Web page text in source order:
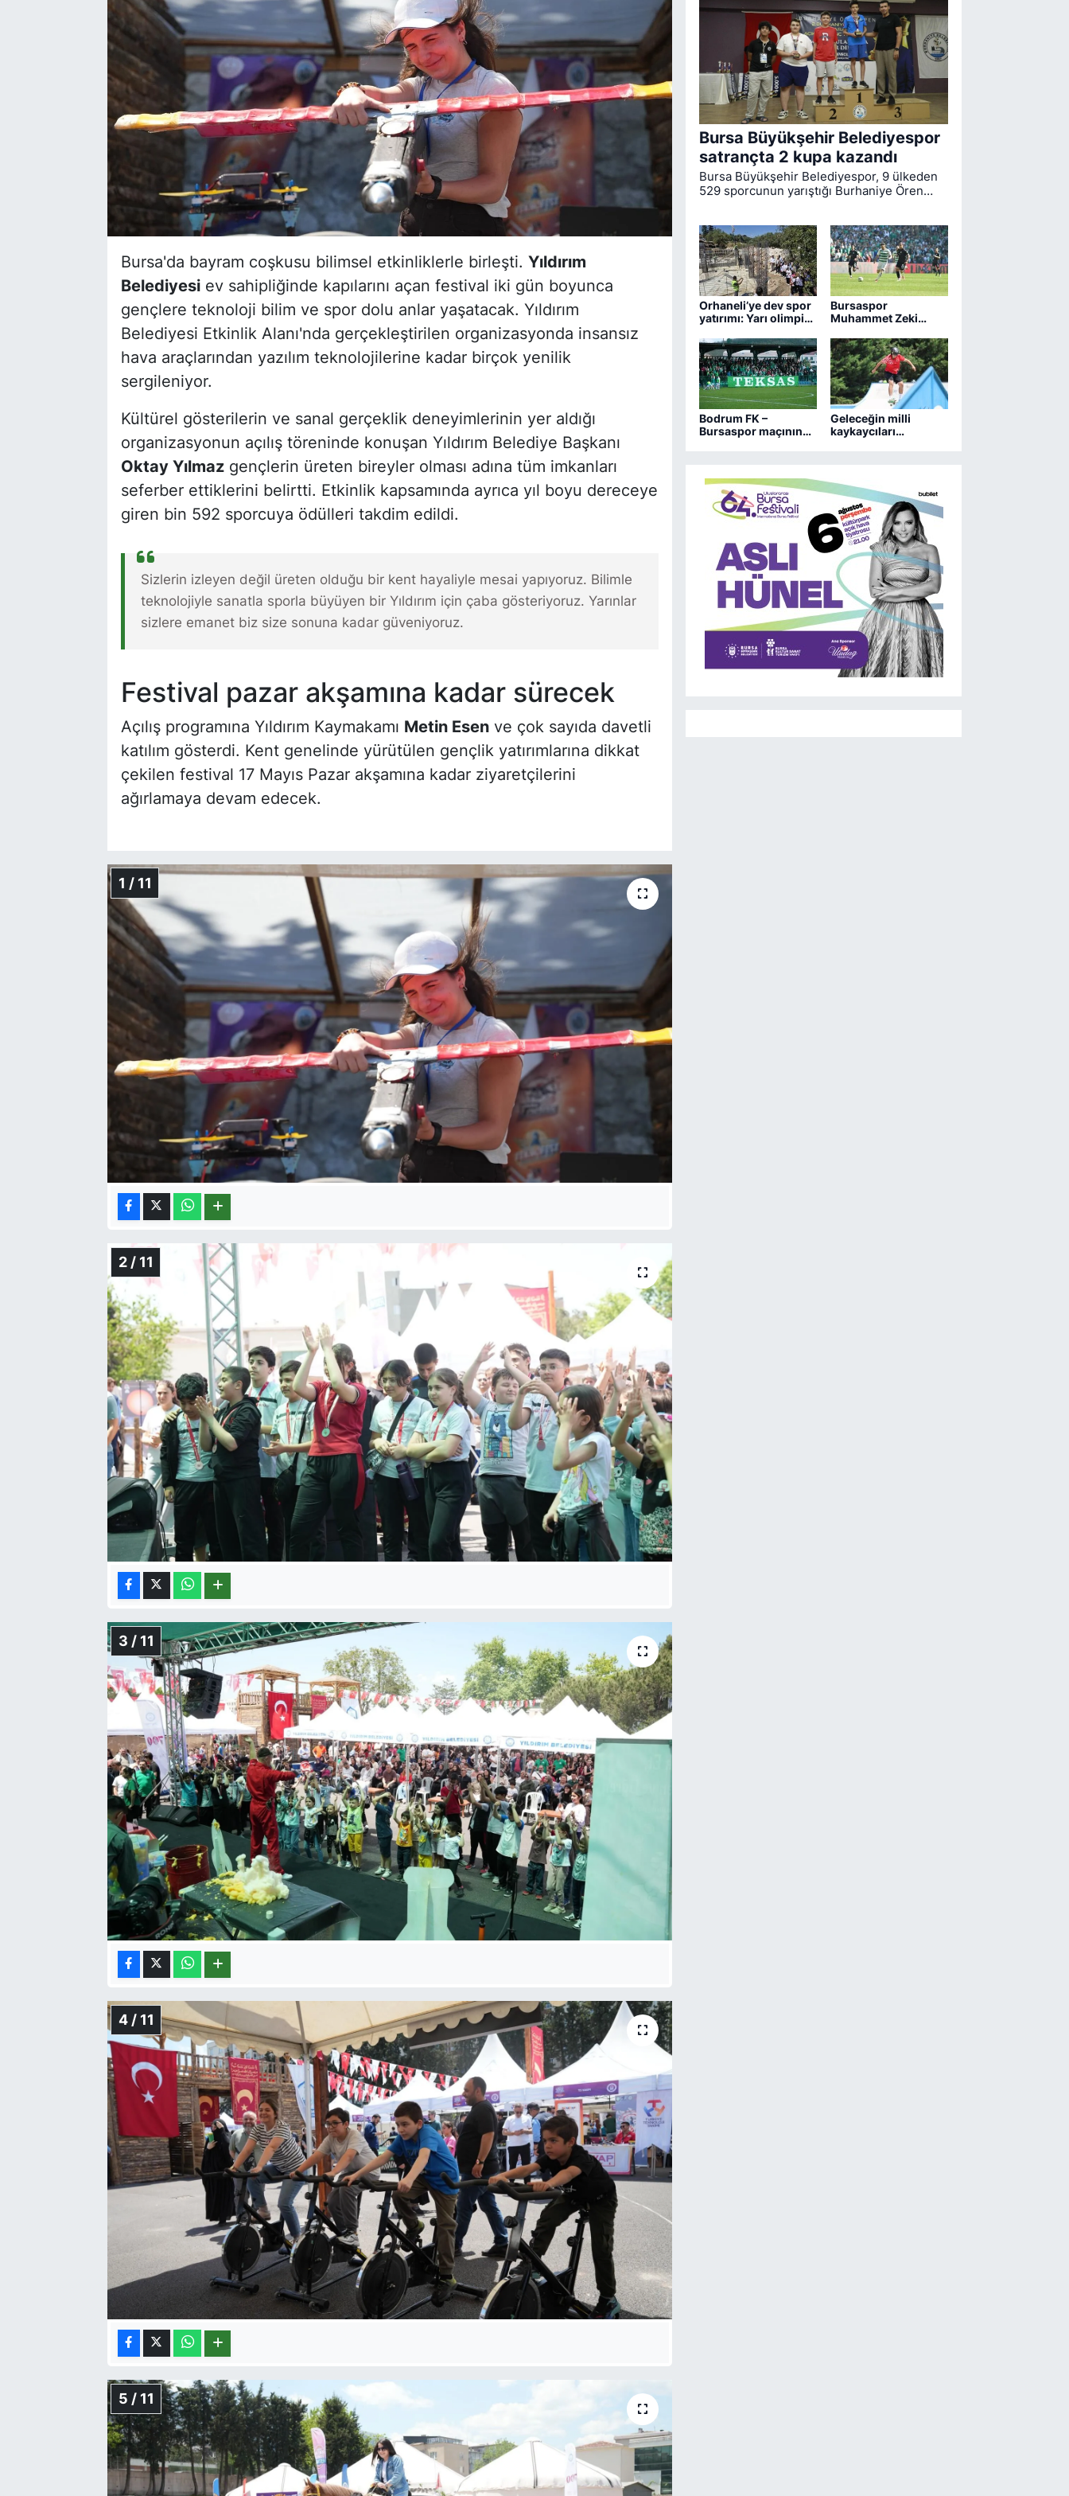
Bursa'da bayram coşkusu bilimsel etkinliklerle birleşti. Yıldırım
Belediyesiev sahipliğinde kapılarını açan festival iki gün boyunca
gençlere teknoloji bilim ve spor dolu anlar yaşatacak. Yıldırım
Belediyesi Etkinlik Alanı'nda gerçekleştirilen organizasyonda insansız
hava araçlarından yazılım teknolojilerine kadar birçok yenilik
sergileniyor.
Kültürel gösterilerin ve sanal gerçeklik deneyimlerinin yer aldığı
organizasyonun açılış töreninde konuşan Yıldırım Belediye Başkanı
Oktay Yılmazgençlerin üreten bireyler olması adına tüm imkanları
seferber ettiklerini belirtti. Etkinlik kapsamında ayrıca yıl boyu dereceye
giren bin 592 sporcuya ödülleri takdim edildi.
Sizlerin izleyen değil üreten olduğu bir kent hayaliyle mesai yapıyoruz. Bilimle
teknolojiyle sanatla sporla büyüyen bir Yıldırım için çaba gösteriyoruz. Yarınlar
sizlere emanet biz size sonuna kadar güveniyoruz.
Festival pazar akşamına kadar sürecek
Açılış programına Yıldırım Kaymakamı Metin Esenve çok sayıda davetli
katılım gösterdi. Kent genelinde yürütülen gençlik yatırımlarına dikkat
çekilen festival 17 Mayıs Pazar akşamına kadar ziyaretçilerini
ağırlamaya devam edecek.
1 / 11
2 / 11
3 / 11
4 / 11
5 / 11
Bursa Büyükşehir Belediyespor
satrançta 2 kupa kazandı
Bursa Büyükşehir Belediyespor, 9 ülkeden
529 sporcunun yarıştığı Burhaniye Ören
Orhaneli’ye dev spor
yatırımı: Yarı olimpik
Bursaspor
Muhammet Zeki
sözleşmesini uzattı,
Boluspor'a kiraladı
Bodrum FK –
Bursaspor maçının
Geleceğin milli
kaykaycıları